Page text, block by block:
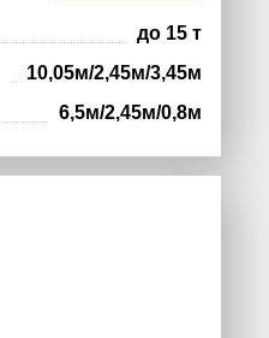
до 15 т
10,05м/2,45м/3,45м
6,5м/2,45м/0,8м